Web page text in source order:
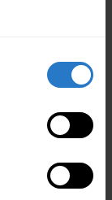
i DGI
km